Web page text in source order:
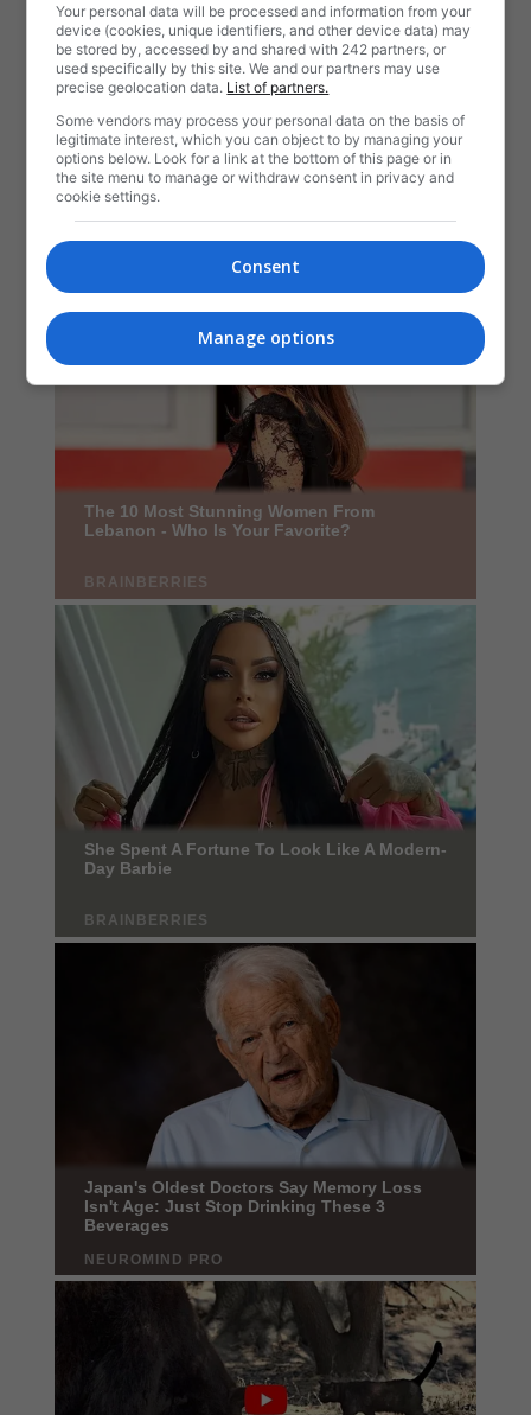
Your personal data will be processed and information from your
device (cookies, unique identifiers, and other device data) may
be stored by, accessed by and shared with 242 partners, or
used specifically by this site. We and our partners may use
precise geolocation data. List of partners.
Some vendors may process your personal data on the basis of
legitimate interest, which you can object to by managing your
options below. Look for a link at the bottom of this page or in
the site menu to manage or withdraw consent in privacy and
cookie settings.
Consent
Manage options